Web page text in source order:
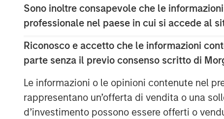
Sono inoltre consapevole che le
professionale nel paese in cui si accede al
Riconosco e accetto che le informazioni
parte senza il previo consenso scritto di
Le informazioni o le opinioni contenute nel
rappresentano un’offerta di vendita o una
d’investimento possono essere offerti o
From Macro to Micro
after the volatility in late July and early
date high flying tech stocks, the market
through August 5. With more than 40%
concentrated in TMT sectors, it’s easy
returns, to mask the pronounced